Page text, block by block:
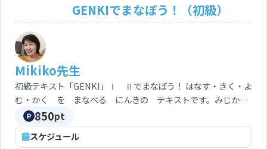
GENKIでまなぼう！（初級）
初級テキスト「GENKI」Ⅰ Ⅱでまなぼう！ はなす・きく・よ
む・かく を まなべる にんきの テキストです。みじか
な わだいで たのしく 日本語をまなべます。
Mikiko先生
850pt
スケジュール